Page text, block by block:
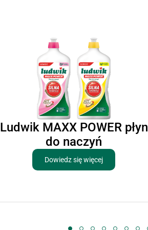
Ludwik MAXX POWER płyn
do naczyń
Dowiedz się więcej